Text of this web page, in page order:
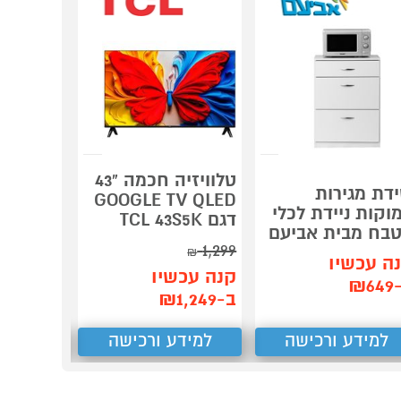
מגירות
ניידת לכלי
מבית אביעם
עכשיו
למידע ורכישה
טלוויזיה חכמה "43
GOOGLE TV QLED
דגם TCL 43S5K
1,299
₪
קנה עכשיו
ב-₪1,249
למידע ורכישה